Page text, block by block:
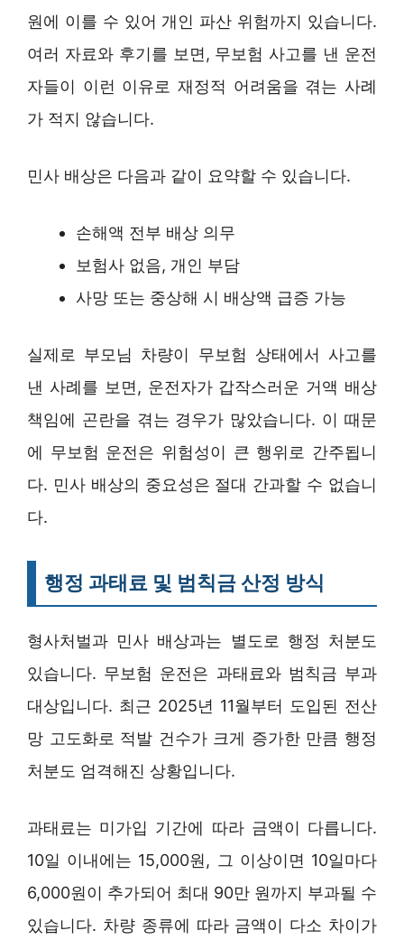
원에 이를 수 있어 개인 파산 위험까지 있습니다.
여러 자료와 후기를 보면, 무보험 사고를 낸 운전
자들이 이런 이유로 재정적 어려움을 겪는 사례
가 적지 않습니다.
민사 배상은 다음과 같이 요약할 수 있습니다.
손해액 전부 배상 의무
보험사 없음, 개인 부담
사망 또는 중상해 시 배상액 급증 가능
실제로 부모님 차량이 무보험 상태에서 사고를
낸 사례를 보면, 운전자가 갑작스러운 거액 배상
책임에 곤란을 겪는 경우가 많았습니다. 이 때문
에 무보험 운전은 위험성이 큰 행위로 간주됩니
다. 민사 배상의 중요성은 절대 간과할 수 없습니
다.
행정 과태료 및 범칙금 산정 방식
형사처벌과 민사 배상과는 별도로 행정 처분도
있습니다. 무보험 운전은 과태료와 범칙금 부과
대상입니다. 최근 2025년 11월부터 도입된 전산
망 고도화로 적발 건수가 크게 증가한 만큼 행정
처분도 엄격해진 상황입니다.
과태료는 미가입 기간에 따라 금액이 다릅니다.
10일 이내에는 15,000원, 그 이상이면 10일마다
6,000원이 추가되어 최대 90만 원까지 부과될 수
있습니다. 차량 종류에 따라 금액이 다소 차이가